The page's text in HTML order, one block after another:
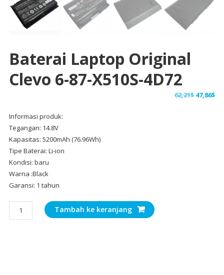
Baterai Laptop Original
Clevo 6-87-X510S-4D72
62,21$ Harga
47,86$
Informasi produk:
Tegangan: 14.8V
Kapasitas: 5200mAh (76.96Wh)
Tipe Baterai: Li-ion
Kondisi: baru
Warna :Black
Garansi: 1 tahun
Kuantitas
Baterai
Tambah ke keranjang